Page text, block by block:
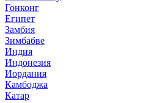
Гонконг
Египет
Замбия
Зимбабве
Индия
Индонезия
Иордания
Камбоджа
Катар